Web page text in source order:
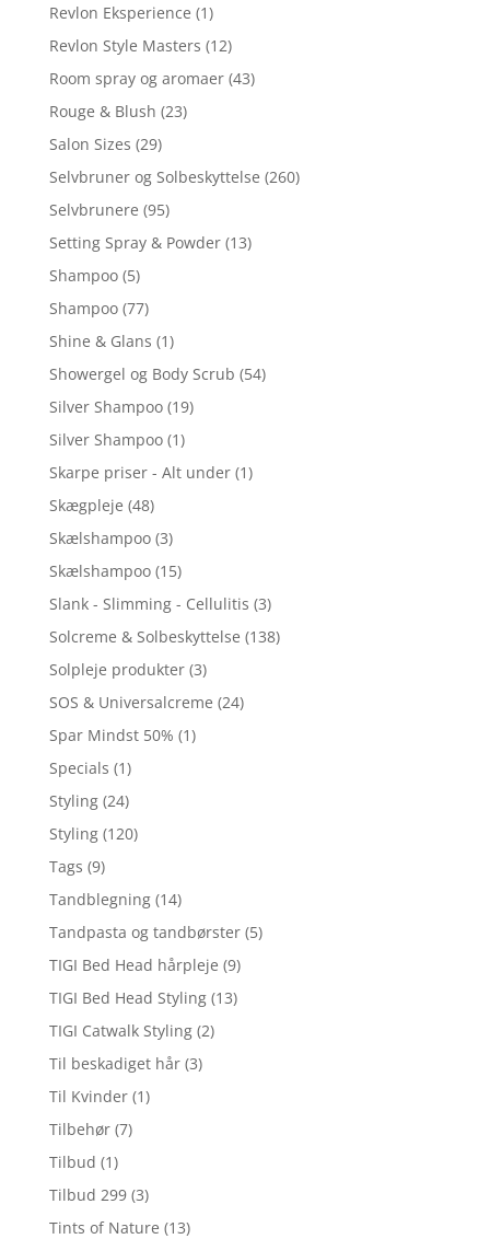
Revlon Eksperience (1)
Revlon Style Masters (12)
Room spray og aromaer (43)
Rouge & Blush (23)
Salon Sizes (29)
Selvbruner og Solbeskyttelse (260)
Selvbrunere (95)
Setting Spray & Powder (13)
Shampoo (5)
Shampoo (77)
Shine & Glans (1)
Showergel og Body Scrub (54)
Silver Shampoo (19)
Silver Shampoo (1)
Skarpe priser - Alt under (1)
Skægpleje (48)
Skælshampoo (3)
Skælshampoo (15)
Slank - Slimming - Cellulitis (3)
Solcreme & Solbeskyttelse (138)
Solpleje produkter (3)
SOS & Universalcreme (24)
Spar Mindst 50% (1)
Specials (1)
Styling (24)
Styling (120)
Tags (9)
Tandblegning (14)
Tandpasta og tandbørster (5)
TIGI Bed Head hårpleje (9)
TIGI Bed Head Styling (13)
TIGI Catwalk Styling (2)
Til beskadiget hår (3)
Til Kvinder (1)
Tilbehør (7)
Tilbud (1)
Tilbud 299 (3)
Tints of Nature (13)